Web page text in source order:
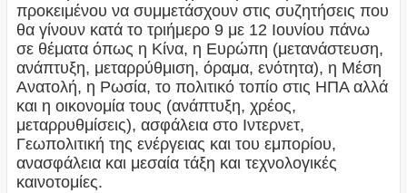
προκειμένου να συμμετάσχουν στις συζητήσεις που
θα γίνουν κατά το τριήμερο 9 με 12 Ιουνίου πάνω
σε θέματα όπως η Κίνα, η Ευρώπη (μετανάστευση,
ανάπτυξη, μεταρρύθμιση, όραμα, ενότητα), η Μέση
Ανατολή, η Ρωσία, το πολιτικό τοπίο στις ΗΠΑ αλλά
και η οικονομία τους (ανάπτυξη, χρέος,
μεταρρυθμίσεις), ασφάλεια στο Ιντερνετ,
Γεωπολιτική της ενέργειας και του εμπορίου,
ανασφάλεια και μεσαία τάξη και τεχνολογικές
καινοτομίες.